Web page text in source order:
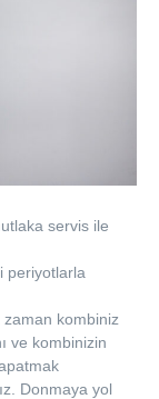
servis ile
periyotlarla
zaman kombiniz
ve kombinizin
Donmaya yol